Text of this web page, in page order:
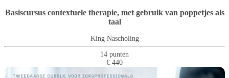
Basiscursus contextuele therapie, met gebruik van poppetjes als
taal
King Nascholing
14 punten
€ 440